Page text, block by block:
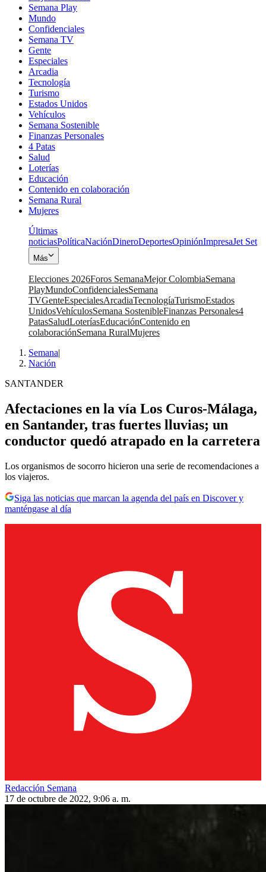
Semana Play
Mundo
Confidenciales
Semana TV
Gente
Especiales
Arcadia
Tecnología
Turismo
Estados Unidos
Vehículos
Semana Sostenible
Finanzas Personales
4 Patas
Salud
Loterías
Educación
Contenido en colaboración
Semana Rural
Mujeres
Últimas
noticiasPolíticaNaciónDineroDeportesOpiniónImpresaJet Set
Más
Elecciones 2026Foros SemanaMejor ColombiaSemana
PlayMundoConfidencialesSemana
TVGenteEspecialesArcadiaTecnologíaTurismoEstados
UnidosVehículosSemana SostenibleFinanzas Personales4
PatasSaludLoteríasEducaciónContenido en
colaboraciónSemana RuralMujeres
Semana|
Nación
SANTANDER
Afectaciones en la vía Los Curos-Málaga,
en Santander, tras fuertes lluvias; un
conductor quedó atrapado en la carretera
Los organismos de socorro hicieron una serie de recomendaciones a
los viajeros.
Siga las noticias que marcan la agenda del país en Discover y
manténgase al día
Redacción Semana
17 de octubre de 2022, 9:06 a. m.